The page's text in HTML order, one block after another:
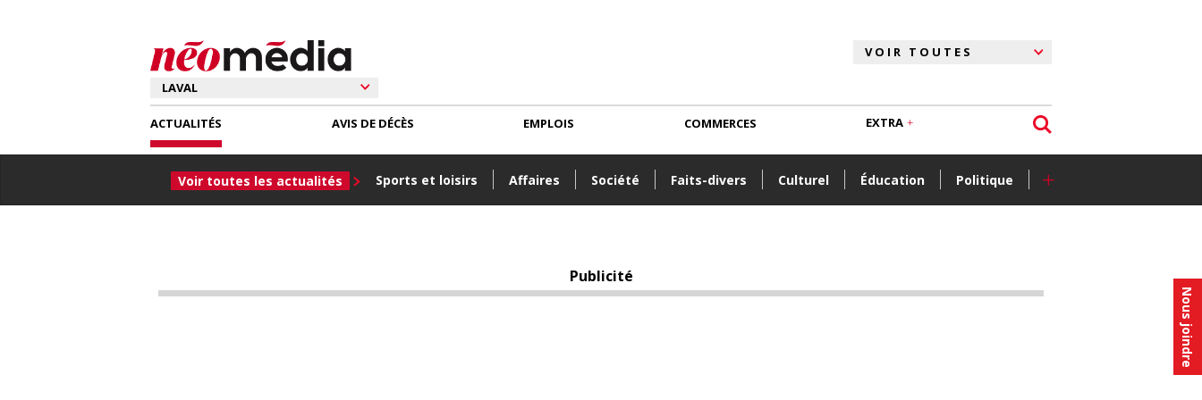
Nous joindre
ACTUALITÉS
Voir toutes les actualités Sports et loisirs Affaires Société Faits-divers Culturel Éducation Politique +
AVIS DE DÉCÈS EMPLOIS COMMERCES EXTRA
Publicité